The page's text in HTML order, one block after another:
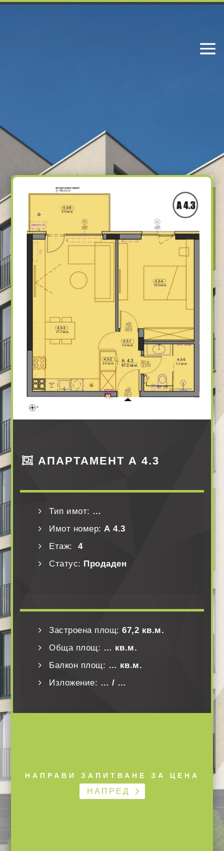
АПАРТАМЕНТ А 4.3
Тип имот: …
Имот номер:А 4.3
Етаж:
4
Статус: Продаден
Застроена площ:67,2 кв.м.
Обща площ: … кв.м.
Балкон площ: … кв.м.
Изложение: … / …
НАПРАВИ ЗАПИТВАНЕ ЗА ЦЕНА
НАПРЕД